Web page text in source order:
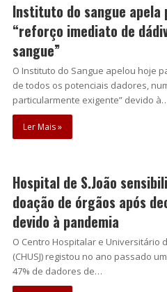
Instituto do sangue apela
“reforço imediato de
sangue”
O Instituto do Sangue apelou hoje
de todos os potenciais dadores,
particularmente exigente” devido
Ler Mais »
Hospital de S.João
doação de órgãos após
devido à pandemia
O Centro Hospitalar e Universitário
(CHUSJ) registou no ano passado
47% de dadores de…